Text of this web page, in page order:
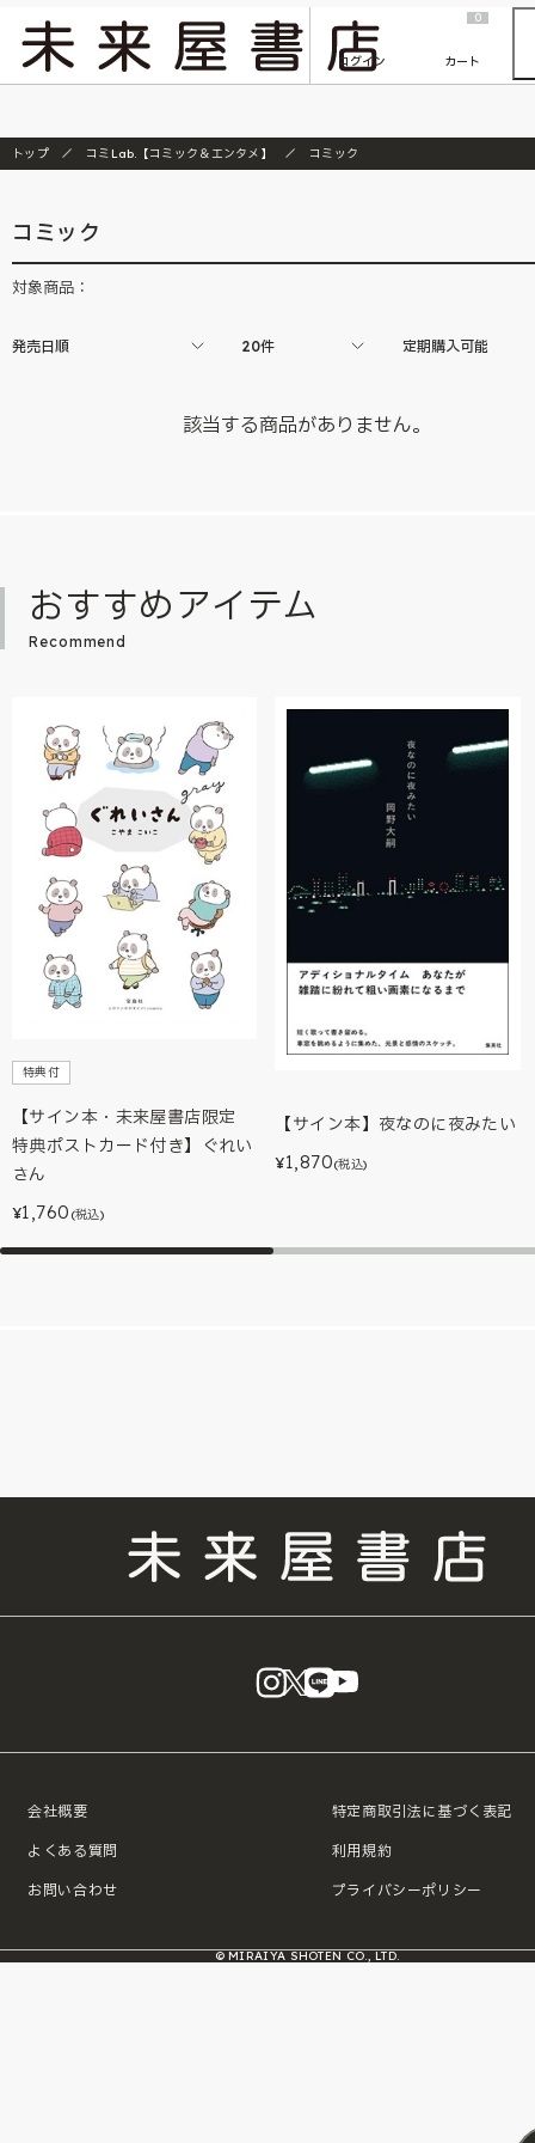
『ONE PIECE magazine 021 ONE PIECEカード付き同梱版』発売延期のご案内
ログイン
0
カート
トップ コミLab.【コミック＆エンタメ】 コミック
コミック
対象商品：
発売日順 20件 定期購入可能
該当する商品がありません。
おすすめアイテム
Recommend
特典付
【サイン本・未来屋書店限定
特典ポストカード付き】ぐれい
さん
¥1,760 (税込)
【サイン本】夜なのに夜みたい
¥1,870(税込)
instagram
X LINE
会社概要
よくある質問
お問い合わせ
特定商取引法に基づく表記
利用規約
プライバシーポリシー
© MIRAIYA SHOTEN CO., LTD.